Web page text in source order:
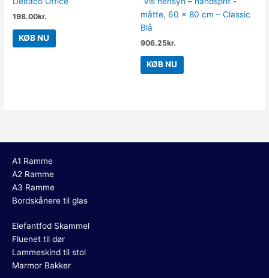
198.00kr.
KØB NU
måtte, 60 x 80 cm – Classic
Blå
906.25kr.
KØB NU
A1 Ramme
A2 Ramme
A3 Ramme
Bordskånere til glas
Elefantfod Skammel
Fluenet til dør
Lammeskind til stol
Marmor Bakker